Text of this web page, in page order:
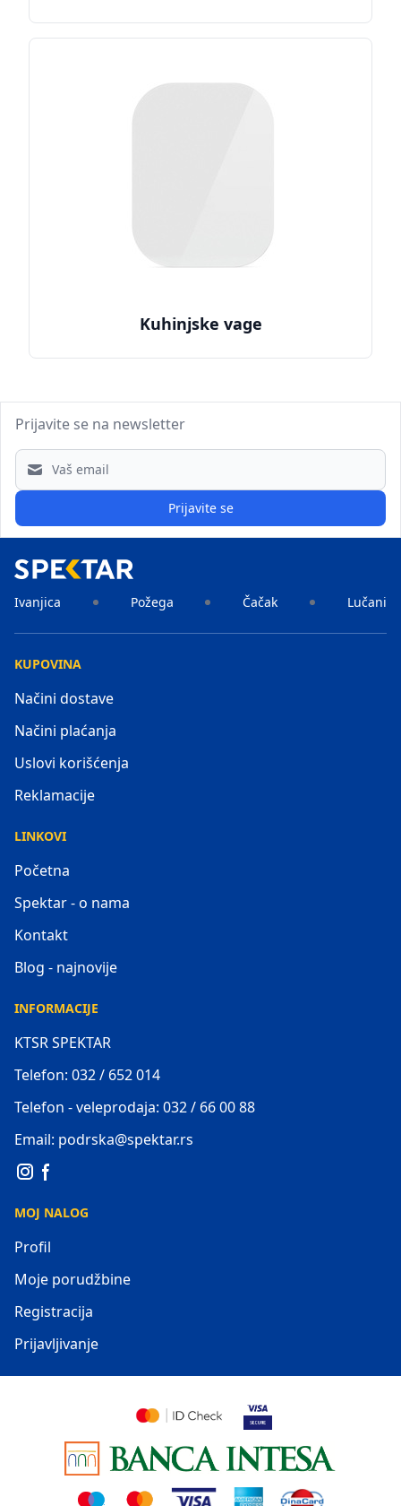
Kuhinjske vage
Prijavite se na newsletter
Email address
Prijavite se
Ivanjica Požega Čačak Lučani
KUPOVINA
Načini dostave
Načini plaćanja
Uslovi korišćenja
Reklamacije
LINKOVI
Početna
Spektar - o nama
Kontakt
Blog - najnovije
INFORMACIJE
KTSR SPEKTAR
Telefon: 032 / 652 014
Telefon - veleprodaja: 032 / 66 00 88
Email: podrska@spektar.rs
MOJ NALOG
Profil
Moje porudžbine
Registracija
Prijavljivanje